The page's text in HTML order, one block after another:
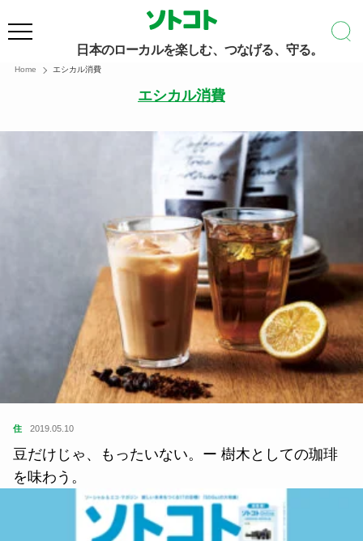
日本のローカルを楽しむ、つなげる、守る。
Home エシカル消費
エシカル消費
住 2019.05.10
豆だけじゃ、もったいない。ー 樹木としての珈琲
を味わう。